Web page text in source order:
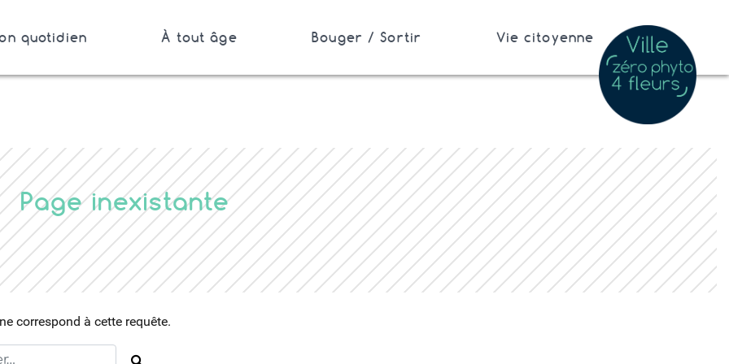
quotidien À tout âge Bouger / Sortir Vie citoyenne
Page inexistante
correspond à cette requête.